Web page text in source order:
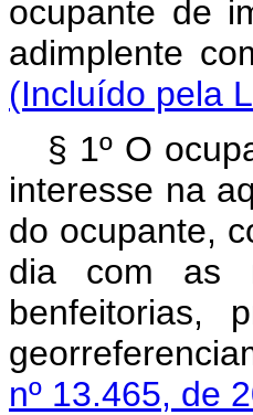
ocupante de
adimplente
(Incluído pela
§ 1º O
interesse na
do ocupante,
dia com as
benfeitorias,
nº 13.465, de